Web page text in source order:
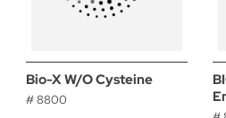
Bio-X W/O Cysteine
# 8800